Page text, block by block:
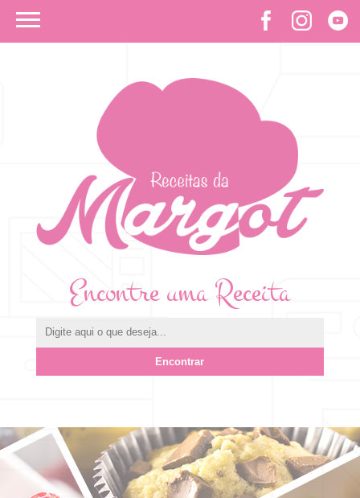
Encontre uma Receita